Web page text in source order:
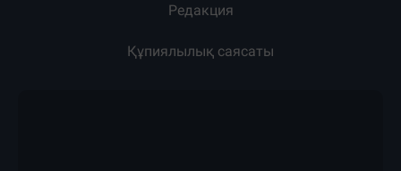
Редакция
Құпиялылық саясаты